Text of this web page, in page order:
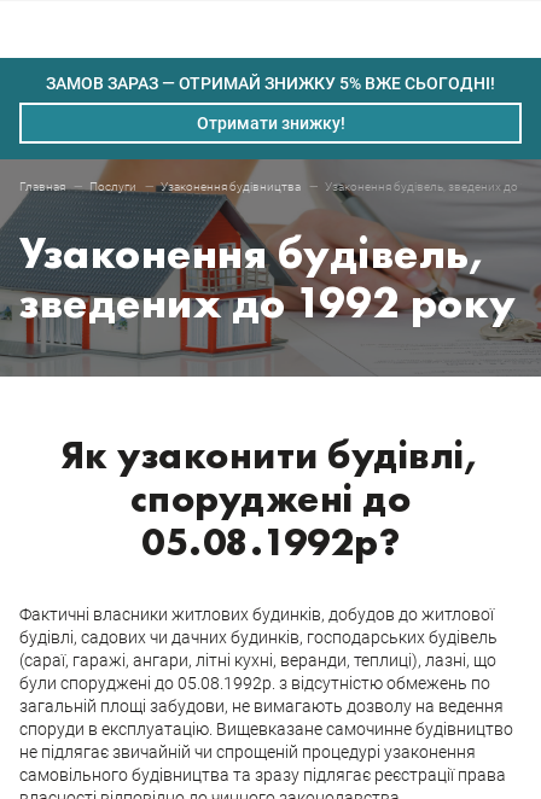
ЗАМОВ ЗАРАЗ — ОТРИМАЙ ЗНИЖКУ 5% ВЖЕ СЬОГОДНІ!
Отримати знижку!
Главная Послуги Узаконення будівництва Узаконення будівель, зведених до
Узаконення будівель,
зведених до 1992 року
Як узаконити будівлі,
споруджені до
05.08.1992р?
Фактичні власники житлових будинків, добудов до житлової
будівлі, садових чи дачних будинків, господарських будівель
(сараї, гаражі, ангари, літні кухні, веранди, теплиці), лазні, що
були споруджені до 05.08.1992р. з відсутністю обмежень по
загальній площі забудови, не вимагають дозволу на ведення
споруди в експлуатацію. Вищевказане самочинне будівництво
не підлягає звичайній чи спрощеній процедурі узаконення
самовільного будівництва та зразу підлягає реєстрації права